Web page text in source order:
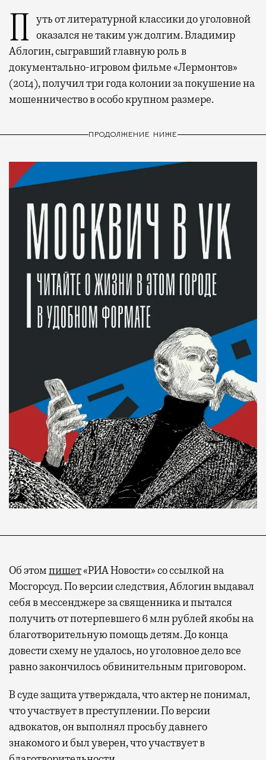
Путь от литературной классики до уголовной оказался не таким уж долгим. Владимир
Аблогин, сыгравший главную роль в
документально-игровом фильме «Лермонтов»
(2014), получил три года колонии за покушение на
мошенничество в особо крупном размере.
ПРОДОЛЖЕНИЕ НИЖЕ
Об этомпишет«РИА Новости» со ссылкой на
Мосгорсуд. По версии следствия, Аблогин выдавал
себя в мессенджере за священника и пытался
получить от потерпевшего 6 млн рублей якобы на
благотворительную помощь детям. До конца
довести схему не удалось, но уголовное дело все
равно закончилось обвинительным приговором.
В суде защита утверждала, что актер не понимал,
что участвует в преступлении. По версии
адвокатов, он выполнял просьбу давнего
знакомого и был уверен, что участвует в